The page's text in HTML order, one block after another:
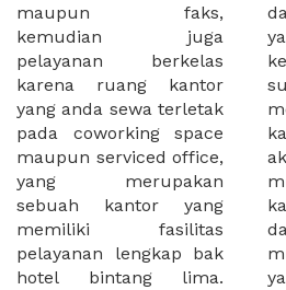
maupun faks,
kemudian juga
pelayanan berkelas
karena ruang kantor
yang anda sewa terletak
pada coworking space
maupun serviced office,
yang merupakan
sebuah kantor yang
memiliki fasilitas
pelayanan lengkap bak
hotel bintang lima.
dapat memilih kantor
yang akan anda sewa,
kemudian Anda dapat
survey atau
mengunjungi calon
kantor Anda, semuanya
akan dibuat lebih
mudah untuk sewa
kantor terbaik Anda,
dan juga sewa kantor
murah karena harga
yang kami miliki sangat